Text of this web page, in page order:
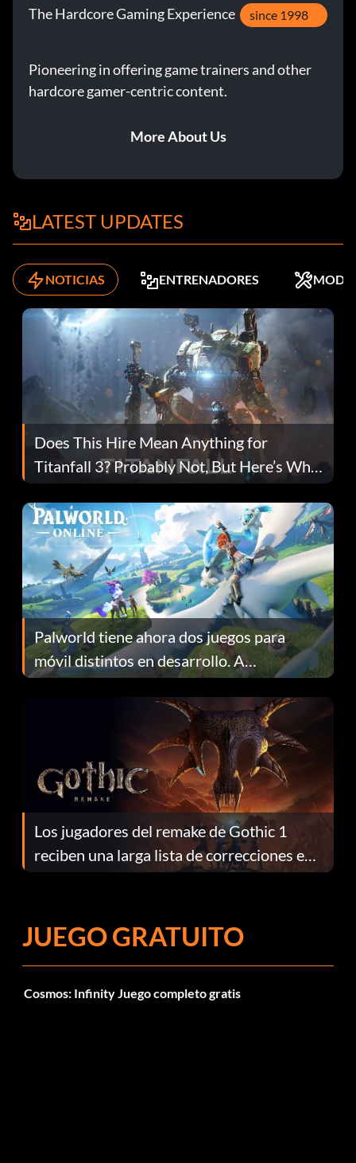
The Hardcore Gaming Experience since 1998
Pioneering in offering game trainers and other
hardcore gamer-centric content.
More About Us
LATEST UPDATES
NOTICIAS ENTRENADORES MODS
Does This Hire Mean Anything for
Titanfall 3? Probably Not, But Here’s Why
Fans Are Hopeful
Palworld tiene ahora dos juegos para
móvil distintos en desarrollo. A
continuación te explicamos por qué.
Los jugadores del remake de Gothic 1
reciben una larga lista de correcciones en
el parche 1.0.4
JUEGO GRATUITO
Cosmos: Infinity Juego completo gratis